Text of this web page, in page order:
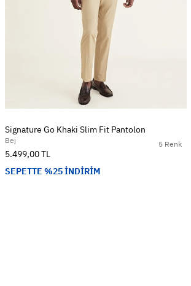
5 Renk
Signature Go Khaki Slim Fit Pantolon
Bej
5.499,00 TL
SEPETTE %25 İNDİRİM